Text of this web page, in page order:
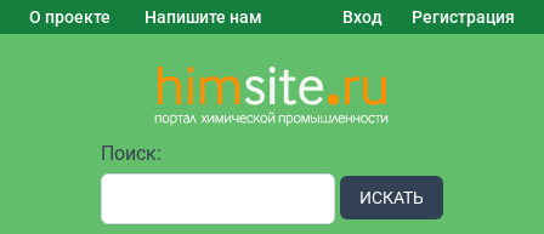
О проекте Напишите нам Вход Регистрация
Поиск:
ИСКАТЬ